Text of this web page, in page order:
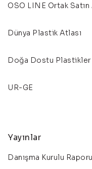
OSO LINE Ortak Satın
Dünya Plastik Atlası
Doğa Dostu Plastikler
UR-GE
Yayınlar
Danışma Kurulu Raporu